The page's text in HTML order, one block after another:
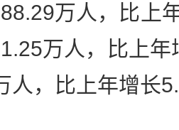
万人，比上
万人，比上
人，比上年增长